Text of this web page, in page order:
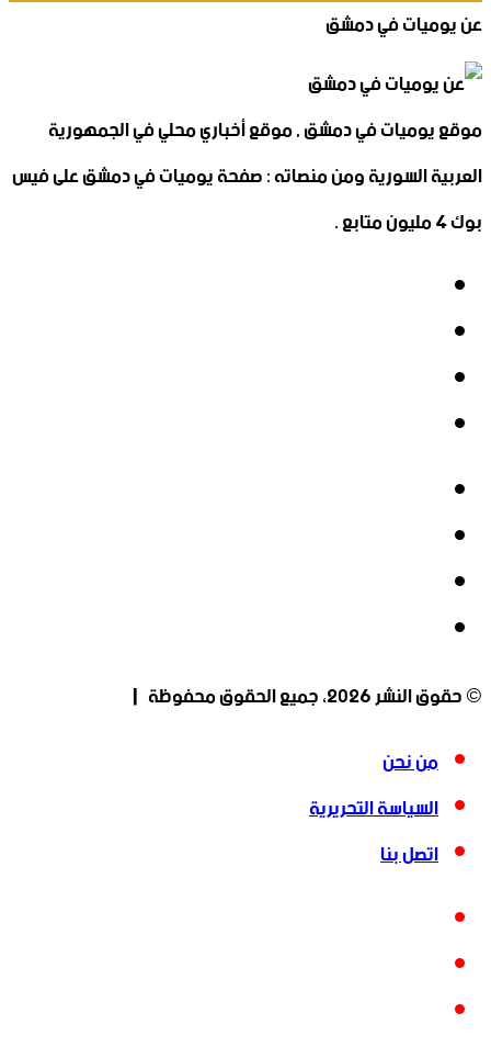
عن يوميات في دمشق
موقع يوميات في دمشق , موقع أخباري محلي في الجمهورية
العربية السورية ومن منصاته : صفحة يوميات في دمشق على فيس
بوك 4 مليون متابع .
© حقوق النشر 2026، جميع الحقوق محفوظة |
من نحن
السياسة التحريرية
اتصل بنا